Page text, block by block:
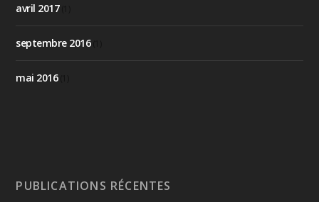
avril 2017(1)
septembre 2016(1)
mai 2016(1)
PUBLICATIONS RÉCENTES